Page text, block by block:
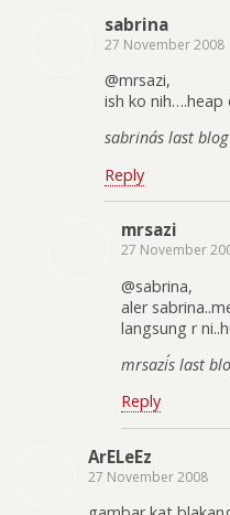
sabrina
27 November 2008
@mrsazi,
ish ko
sabrina´s last
Reply
mrsazi
27 November
@sabrina,
aler
langsung r
mrsazi´s last
Reply
ArELeEz
27 November 2008